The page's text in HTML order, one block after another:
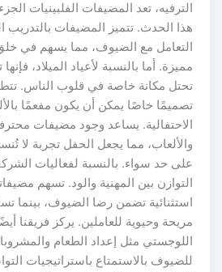
الترفيه، تعد المضيفات الفلبينيات
هذا الحدث. تتميز المضيفات بالتدريب
التعامل مع الضيوف، مما يسهم في خلق
مميزة. أما بالنسبة لأعياد الميلاد،
تحتل مكانة خاصة في قلوب الناس.
تصميمًا خاصًا يمكن أن يكون مفعمًا
الاحتفالية. يساعد وجود مضيفات
والألعاب، مما يجعل الحفل تجربة لا
على حد سواء. بالنسبة لفعاليات
التوازن بين المهنية والود. تسهم
استثنائية تضمن رضا الضيوف، بينما
مريحة وحيوية للعاملين. يركز فريقنا
اللوجستي مثل إعداد الطعام
للضيوف بالاستمتاع باستراتيجيات